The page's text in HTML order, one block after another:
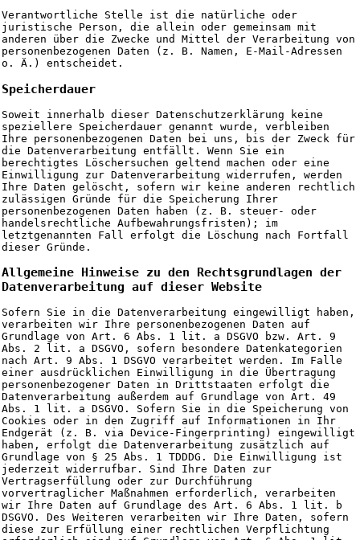
Verantwortliche Stelle ist die natürliche oder
juristische Person, die allein oder gemeinsam mit
anderen über die Zwecke und Mittel der Verarbeitung von
personenbezogenen Daten (z. B. Namen, E-Mail-Adressen
o. Ä.) entscheidet.
Speicherdauer
Soweit innerhalb dieser Datenschutzerklärung keine
speziellere Speicherdauer genannt wurde, verbleiben
Ihre personenbezogenen Daten bei uns, bis der Zweck für
die Datenverarbeitung entfällt. Wenn Sie ein
berechtigtes Löschersuchen geltend machen oder eine
Einwilligung zur Datenverarbeitung widerrufen, werden
Ihre Daten gelöscht, sofern wir keine anderen rechtlich
zulässigen Gründe für die Speicherung Ihrer
personenbezogenen Daten haben (z. B. steuer- oder
handelsrechtliche Aufbewahrungsfristen); im
letztgenannten Fall erfolgt die Löschung nach Fortfall
dieser Gründe.
Allgemeine Hinweise zu den Rechtsgrundlagen der
Datenverarbeitung auf dieser Website
Sofern Sie in die Datenverarbeitung eingewilligt haben,
verarbeiten wir Ihre personenbezogenen Daten auf
Grundlage von Art. 6 Abs. 1 lit. a DSGVO bzw. Art. 9
Abs. 2 lit. a DSGVO, sofern besondere Datenkategorien
nach Art. 9 Abs. 1 DSGVO verarbeitet werden. Im Falle
einer ausdrücklichen Einwilligung in die Übertragung
personenbezogener Daten in Drittstaaten erfolgt die
Datenverarbeitung außerdem auf Grundlage von Art. 49
Abs. 1 lit. a DSGVO. Sofern Sie in die Speicherung von
Cookies oder in den Zugriff auf Informationen in Ihr
Endgerät (z. B. via Device-Fingerprinting) eingewilligt
haben, erfolgt die Datenverarbeitung zusätzlich auf
Grundlage von § 25 Abs. 1 TDDDG. Die Einwilligung ist
jederzeit widerrufbar. Sind Ihre Daten zur
Vertragserfüllung oder zur Durchführung
vorvertraglicher Maßnahmen erforderlich, verarbeiten
wir Ihre Daten auf Grundlage des Art. 6 Abs. 1 lit. b
DSGVO. Des Weiteren verarbeiten wir Ihre Daten, sofern
diese zur Erfüllung einer rechtlichen Verpflichtung